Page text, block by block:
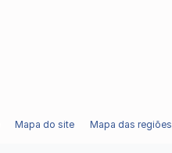
Mapa do site Mapa das regiões